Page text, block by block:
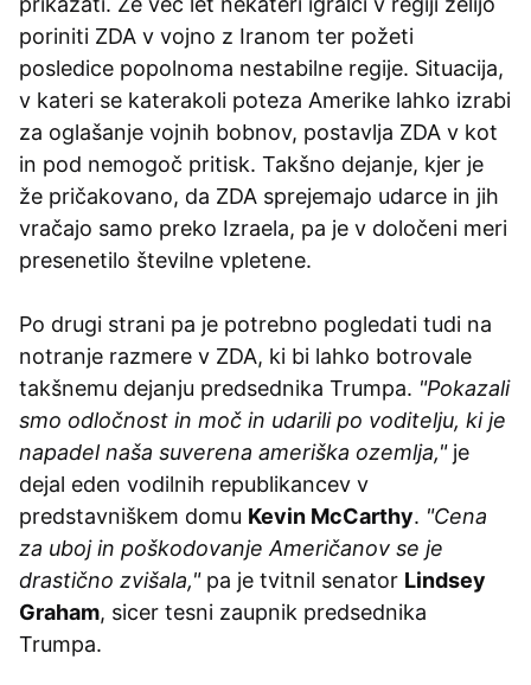
poriniti ZDA v vojno z Iranom ter požeti
posledice popolnoma nestabilne regije. Situacija,
v kateri se katerakoli poteza Amerike lahko izrabi
za oglašanje vojnih bobnov, postavlja ZDA v kot
in pod nemogoč pritisk. Takšno dejanje, kjer je
že pričakovano, da ZDA sprejemajo udarce in jih
vračajo samo preko Izraela, pa je v določeni meri
presenetilo številne vpletene.
Po drugi strani pa je potrebno pogledati tudi na
notranje razmere v ZDA, ki bi lahko botrovale
takšnemu dejanju predsednika Trumpa. "Pokazali
smo odločnost in moč in udarili po voditelju, ki je
napadel naša suverena ameriška ozemlja,"je
dejal eden vodilnih republikancev v
predstavniškem domu Kevin McCarthy. "Cena
za uboj in poškodovanje Američanov se je
drastično zvišala,"pa je tvitnil senator Lindsey
Graham, sicer tesni zaupnik predsednika
Trumpa.